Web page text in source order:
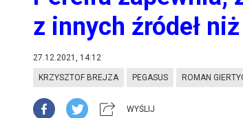
z innych źródeł
27.12.2021, 14:12
KRZYSZTOF BREJZA PEGASUS ROMAN
WYŚLIJ